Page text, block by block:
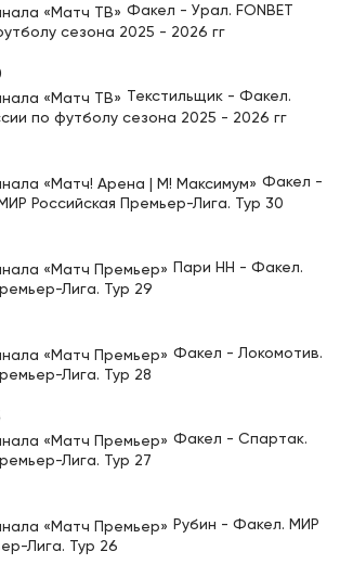
Факел - Урал. FONBET
сезона 2025 - 2026 гг
Текстильщик - Факел.
по футболу сезона 2025 - 2026 гг
Факел -
Российская Премьер-Лига. Тур 30
Пари НН - Факел.
Лига. Тур 29
Факел - Локомотив.
Лига. Тур 28
Факел - Спартак.
Лига. Тур 27
Рубин - Факел. МИР
Лига. Тур 26